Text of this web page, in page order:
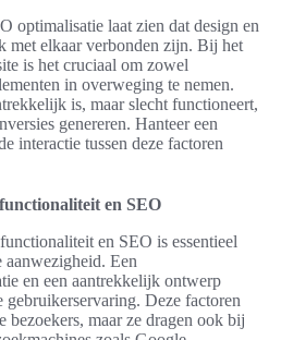
optimalisatie laat zien dat design en
met elkaar verbonden zijn. Bij het
is het cruciaal om zowel
in overweging te nemen.
is, maar slecht functioneert,
genereren. Hanteer een
interactie tussen deze factoren
en SEO
en SEO is essentieel
aanwezigheid. Een
en een aantrekkelijk ontwerp
gebruikerservaring. Deze factoren
bezoekers, maar ze dragen ook bij